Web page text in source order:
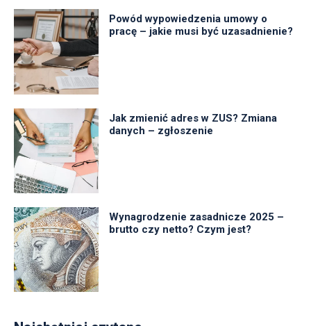
Powód wypowiedzenia umowy o
pracę – jakie musi być uzasadnienie?
Jak zmienić adres w ZUS? Zmiana
danych – zgłoszenie
Wynagrodzenie zasadnicze 2025 –
brutto czy netto? Czym jest?